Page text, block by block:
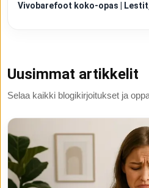
Vivobarefoot koko-opas |
Uusimmat artikkelit
Selaa kaikki blogikirjoitukset ja